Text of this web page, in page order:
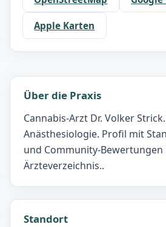
Apple Karten
Über die Praxis
Cannabis-Arzt Dr. Volker
Anästhesiologie. Profil mit
und Community-Bewertungen
Ärzteverzeichnis..
Standort